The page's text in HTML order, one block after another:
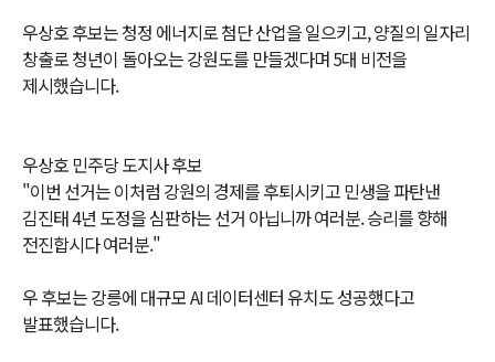
우상호 후보는 청정 에너지로 첨단 산업을 일으키고, 양질의 일자리
창출로 청년이 돌아오는 강원도를 만들겠다며 5대 비전을
제시했습니다.
우상호 민주당 도지사 후보
"이번 선거는 이처럼 강원의 경제를 후퇴시키고 민생을 파탄낸
김진태 4년 도정을 심판하는 선거 아닙니까 여러분. 승리를 향해
전진합시다 여러분."
우 후보는 강릉에 대규모 AI 데이터센터 유치도 성공했다고
발표했습니다.